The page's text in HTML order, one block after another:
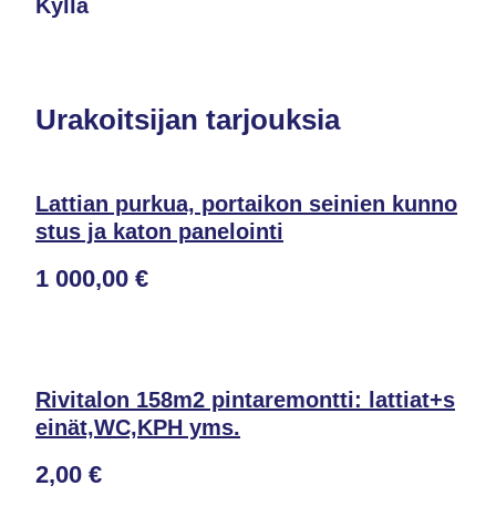
Kyllä
Urakoitsijan tarjouksia
Lattian purkua, portaikon seinien kunno
stus ja katon panelointi
1 000,00 €
Rivitalon 158m2 pintaremontti: lattiat+s
einät,WC,KPH yms.
2,00 €